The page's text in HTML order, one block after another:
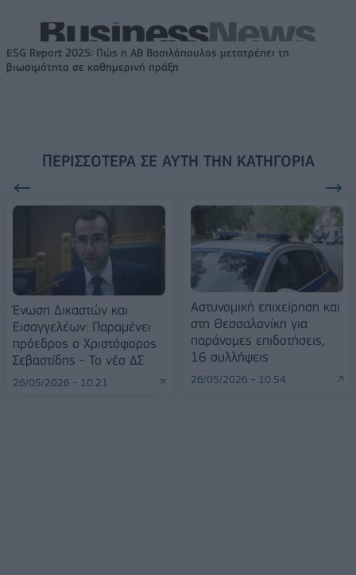
ESG Report 2025: Πώς η ΑΒ Βασιλόπουλος μετατρέπει τη
βιωσιμότητα σε καθημερινή πράξη
ΠΕΡΙΣΣΌΤΕΡΑ ΣΕ ΑΥΤΉ ΤΗΝ ΚΑΤΗΓΟΡΊΑ
Ένωση Δικαστών και
Εισαγγελέων: Παραμένει
πρόεδρος ο Χριστόφορος
Σεβαστίδης - Το νέο ΔΣ
26/05/2026 - 10:21
Αστυνομική επιχείρηση και
στη Θεσσαλονίκη για
παράνομες επιδοτήσεις,
16 συλλήψεις
26/05/2026 - 10:54